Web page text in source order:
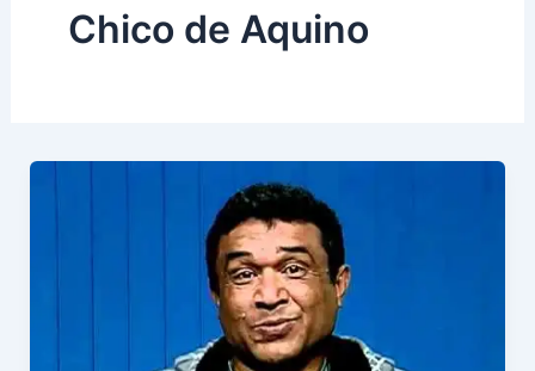
Chico de Aquino